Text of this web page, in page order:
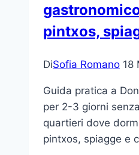
pintxos,
DiSofia Romano 18
Guida pratica a
per 2-3 giorni
quartieri dove
pintxos, spiagge e